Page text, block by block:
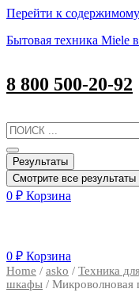
Перейти к содержимому
Бытовая техника Miele
8 800 500-20-92
Результаты
Смотрите все результаты
0 ₽ Корзина
0 ₽ Корзина
Home / asko / Техника
шкафы / Микроволновая